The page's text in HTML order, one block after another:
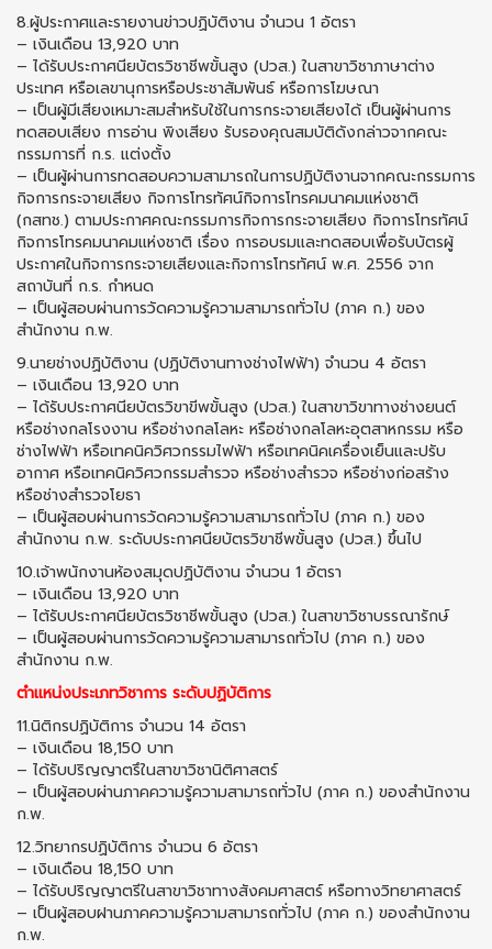
8.ผู้ประกาศและรายงานข่าวปฏิบัติงาน จำนวน 1 อัตรา
– เงินเดือน 13,920 บาท
– ได้รับประกาศนียบัตรวิชาชีพขั้นสูง (ปวส.) ในสาขาวิชาภาษาต่าง
ประเทศ หรือเลขานุการหรือประชาสัมพันธ์ หรือการโฆษณา
– เป็นผู้มีเสียงเหมาะสมสำหรับใช้ในการกระจายเสียงได้ เป็นผู้ผ่านการ
ทดสอบเสียง การอ่าน พิงเสียง รับรองคุณสมบัติดังกล่าวจากคณะ
กรรมการที่ ก.ร. แต่งตั้ง
– เป็นผู้ผ่านการทดสอบความสามารถในการปฏิบัติงานจากคณะกรรมการ
กิจการกระจายเสียง กิจการโทรทัศน์กิจการโทรคมนาคมแห่งชาติ
(กสทช.) ตามประกาศคณะกรรมการกิจการกระจายเสียง กิจการโทรทัศน์
กิจการโทรคมนาคมแห่งชาติ เรื่อง การอบรมและทดสอบเพื่อรับบัตรผู้
ประกาศในกิจการกระจายเสียงและกิจการโทรทัศน์ พ.ศ. 2556 จาก
สถาบันที่ ก.ร. กำหนด
– เป็นผู้สอบผ่านการวัดความรู้ความสามารถทั่วไป (ภาค ก.) ของ
สำนักงาน ก.พ.
9.นายช่างปฏิบัติงาน (ปฏิบัติงานทางช่างไฟฟ้า) จำนวน 4 อัตรา
– เงินเดือน 13,920 บาท
– ได้รับประกาศนียบัตรวิขาขีพขั้นสูง (ปวส.) ในสาขาวิขาทางช่างยนต์
หรือช่างกลโรงงาน หรือช่างกลโลหะ หรือช่างกลโลหะอุตสาหกรรม หรือ
ช่างไฟฟ้า หรือเทคนิควิศวกรรมไฟฟ้า หรือเทคนิคเครื่องเย็นและปรับ
อากาศ หรือเทคนิควิศวกรรมสำรวจ หรือช่างสำรวจ หรือช่างก่อสร้าง
หรือช่างสำรวจโยธา
– เป็นผู้สอบผ่านการวัดความรู้ความสามารถทั่วไป (ภาค ก.) ของ
สำนักงาน ก.พ. ระดับประกาศนียบัตรวิขาชีพขั้นสูง (ปวส.) ขึ้นไป
10.เจ้าพนักงานห้องสมุดปฏิบัติงาน จำนวน 1 อัตรา
– เงินเดือน 13,920 บาท
– ไต้รับประกาศนียบัตรวิชาชีพขั้นสูง (ปวส.) ในสาขาวิชาบรรณารักษ์
– เป็นผู้สอบผ่านการวัดความรู้ความสามารถทั่วไป (ภาค ก.) ของ
สำนักงาน ก.พ.
ตำแหน่งประเภทวิชาการ ระดับปฏิบัติการ
11.นิติกรปฏิบัติการ จำนวน 14 อัตรา
– เงินเดือน 18,150 บาท
– ได้รับปริญญาตรึในสาขาวิชานิติศาสตร์
– เป็นผู้สอบผ่านภาคความรู้ความสามารถทั่วไป (ภาค ก.) ของสำนักงาน
ก.พ.
12.วิทยากรปฏิบัติการ จำนวน 6 อัตรา
– เงินเดือน 18,150 บาท
– ได้รับปริญญาตรีในสาขาวิชาทางสังคมศาสตร์ หรือทางวิทยาศาสตร์
– เป็นผู้สอบฝานภาคความรู้ความสามารถทั่วไป (ภาค ก.) ของสำนักงาน
ก.พ.